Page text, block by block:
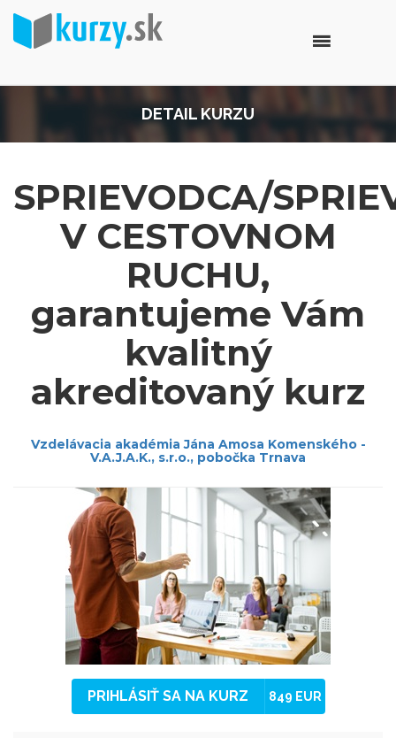
DETAIL KURZU
SPRIEVODCA/
V CESTOVNOM
RUCHU,
garantujeme Vám
kvalitný
akreditovaný kurz
Vzdelávacia akadémia Jána Amosa Komenského -
V.A.J.A.K., s.r.o., pobočka Trnava
PRIHLÁSIŤ SA NA KURZ 849 EUR